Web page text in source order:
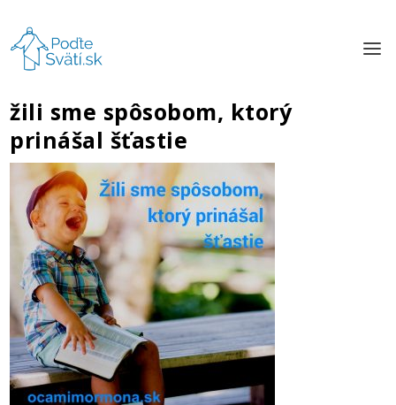
žili sme spôsobom, ktorý
prinášal šťastie